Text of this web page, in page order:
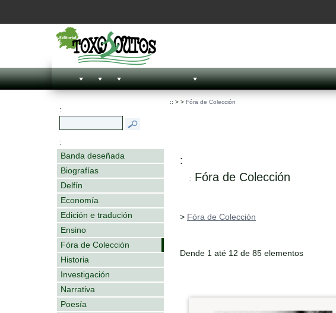
:
:
Banda deseñada
Biografías
Delfín
Economía
Edición e tradución
Ensino
Fóra de Colección
Historia
Investigación
Narrativa
Poesía
:: > > Fóra de Colección
:
: Fóra de Colección
> Fóra de Colección
Dende 1 até 12 de 85 elementos